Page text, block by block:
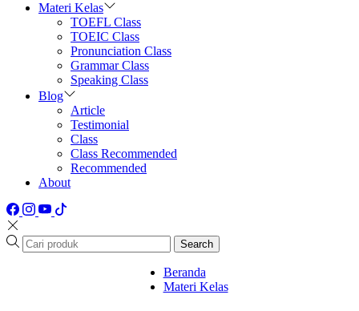
Materi Kelas
TOEFL Class
TOEIC Class
Pronunciation Class
Grammar Class
Speaking Class
Blog
Article
Testimonial
Class
Class Recommended
Recommended
About
Search
Beranda
Materi Kelas